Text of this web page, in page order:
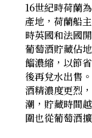
16世紀時荷蘭
產地，荷蘭船
時英國和法國
葡萄酒貯藏佔
餾濃縮，以節
後再兌水出售
酒精濃度更烈
潮，貯藏時間
圍也從葡萄酒